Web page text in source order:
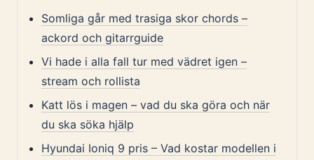
Somliga går med trasiga skor chords –
ackord och gitarrguide
Vi hade i alla fall tur med vädret igen –
stream och rollista
Katt lös i magen – vad du ska göra och när
du ska söka hjälp
Hyundai Ioniq 9 pris – Vad kostar modellen i